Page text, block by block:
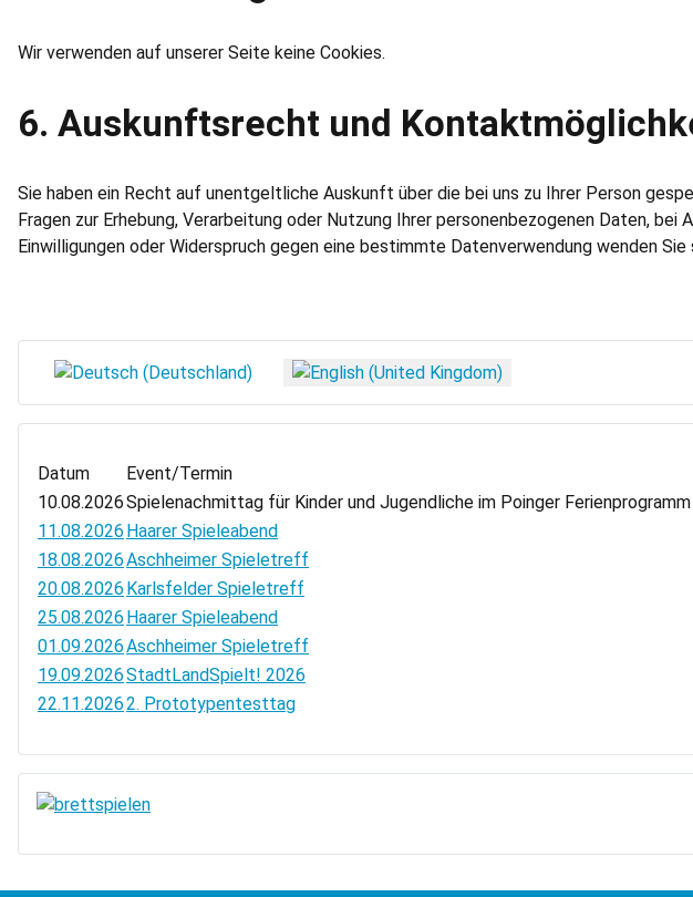
Wir verwenden auf unserer Seite keine Cookies.
6. Auskunftsrecht und
Sie haben ein Recht auf unentgeltliche Auskunft über die bei uns zu Ihrer Person
Fragen zur Erhebung, Verarbeitung oder Nutzung Ihrer personenbezogenen Daten,
Einwilligungen oder Widerspruch gegen eine bestimmte Datenverwendung wenden
Select your language
Datum
Event/Termin
10.08.2026Spielenachmittag für Kinder und Jugendliche im Poinger Ferienprogramm
11.08.2026 Haarer Spieleabend
18.08.2026Aschheimer Spieletreff
20.08.2026 Karlsfelder Spieletreff
25.08.2026 Haarer Spieleabend
01.09.2026Aschheimer Spieletreff
19.09.2026StadtLandSpielt! 2026
22.11.20262. Prototypentesttag